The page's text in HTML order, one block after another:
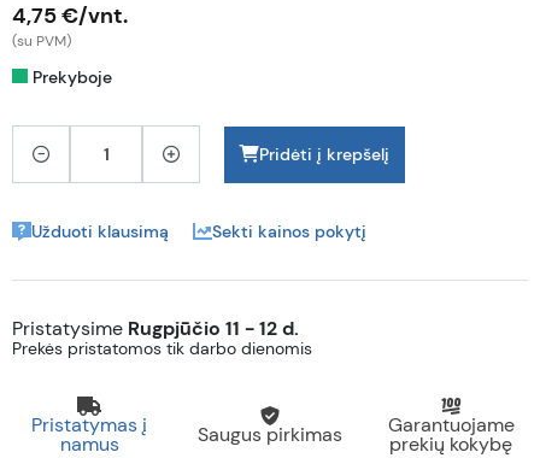
4,75 €/vnt.
(su PVM)
Prekyboje
Pridėti į krepšelį
Užduoti klausimą Sekti kainos pokytį
Pristatysime Rugpjūčio 11 - 12 d.
Prekės pristatomos tik darbo dienomis
Pristatymas į
namus Saugus pirkimas Garantuojame
prekių kokybę